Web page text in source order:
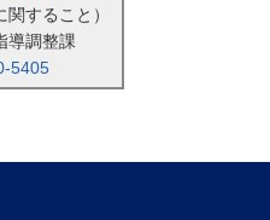
関すること）
導調整課
5405